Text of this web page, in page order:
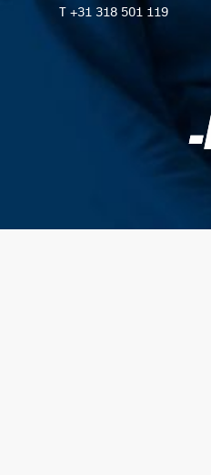
T +31 318 501 119